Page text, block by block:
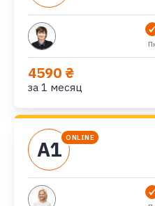
4590 ₴
за 1 месяц
ONLINE
А1